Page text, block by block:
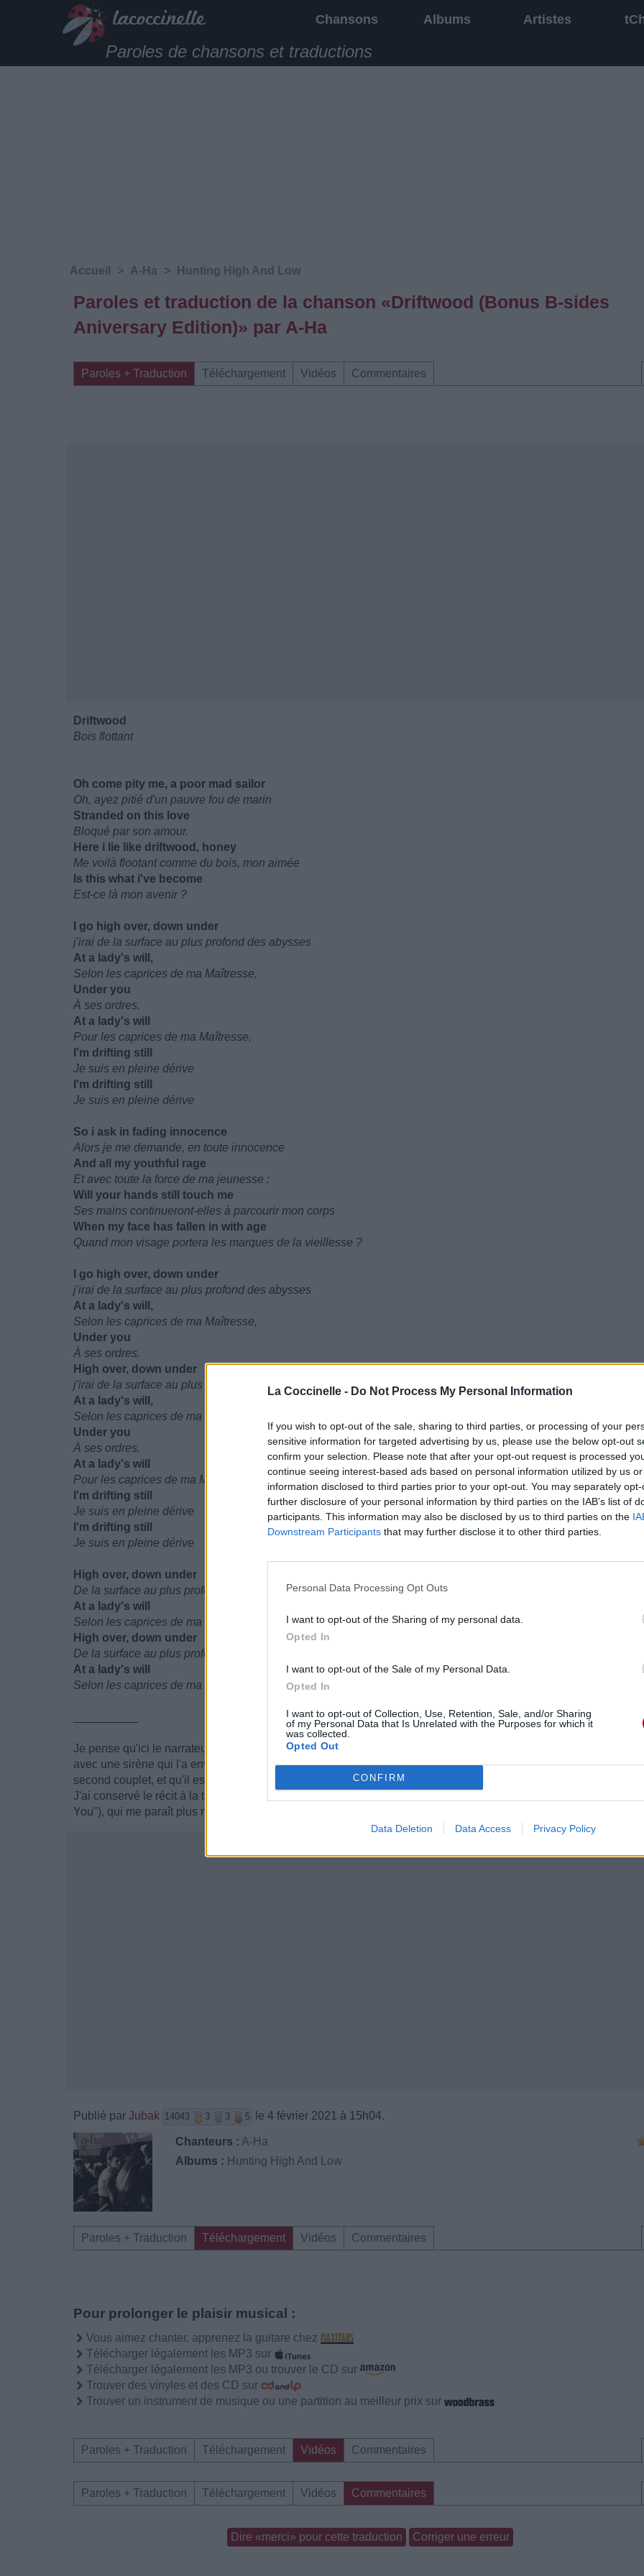
La Coccinelle - Do Not Process My Personal Information
If you wish to opt-out of the sale, sharing to third parties, or processing of your
sensitive information for targeted advertising by us, please use the below opt-out
confirm your selection. Please note that after your opt-out request is processed
continue seeing interest-based ads based on personal information utilized by us
information disclosed to third parties prior to your opt-out. You may separately
further disclosure of your personal information by third parties on the IAB’s list of
participants. This information may also be disclosed by us to third parties on the
Downstream Participants that may further disclose it to other third parties.
Personal Data Processing Opt Outs
I want to opt-out of the Sharing of my personal data.
Opted In
I want to opt-out of the Sale of my Personal Data.
Opted In
I want to opt-out of Collection, Use, Retention, Sale, and/or Sharing
of my Personal Data that Is Unrelated with the Purposes for which it
was collected.
Opted Out
CONFIRM
Data Deletion Data Access Privacy Policy
Chansons Albums Artistes
Paroles de chansons et traductions
Accueil > A-Ha > Hunting High And Low
Paroles et traduction de la chanson «Driftwood (Bonus B-sides
Aniversary Edition)» par A-Ha
Paroles + Traduction Téléchargement Vidéos Commentaires
Driftwood
Bois flottant
Oh come pity me, a poor mad sailor
Oh, ayez pitié d'un pauvre fou de marin
Stranded on this love
Bloqué par son amour.
Here i lie like driftwood, honey
Me voilà flootant comme du bois, mon aimée
Is this what i've become
Est-ce là mon avenir ?
I go high over, down under
j'irai de la surface au plus profond des abysses
At a lady's will,
Selon les caprices de ma Maîtresse,
Under you
À ses ordres.
At a lady's will
Pour les caprices de ma Maîtresse,
I'm drifting still
Je suis en pleine dérive
I'm drifting still
Je suis en pleine dérive
So i ask in fading innocence
Alors je me demande, en toute innocence
And all my youthful rage
Et avec toute la force de ma jeunesse :
Will your hands still touch me
Ses mains continueront-elles à parcourir mon corps
When my face has fallen in with age
Quand mon visage portera les marques de la vieillesse ?
I go high over, down under
j'irai de la surface au plus profond des abysses
At a lady's will,
Selon les caprices de ma Maîtresse,
Under you
À ses ordres.
High over, down under
j'irai de la surface au plus profond des abysses
At a lady's will,
Selon les caprices de ma Maîtresse,
Under you
À ses ordres.
At a lady's will
Pour les caprices de ma Maîtresse,
I'm drifting still
Je suis en pleine dérive
I'm drifting still
Je suis en pleine dérive
High over, down under
De la surface au plus profond des abysses
At a lady's will
Selon les caprices de ma Maîtresse,
High over, down under
De la surface au plus profond des abysses
At a lady's will
Selon les caprices de ma Maîtresse,
Je pense qu'ici le narrateur, comme il le dit lui-même au tout début , "mad" un marin fou, nous parle de ses
avec une sirène qui l'a envoûté. C'est certainement pour ça qu'elle ne vieillira pas comme lui, comme il est dit au
second couplet, et qu'il est capable de tout pour elle.
J'ai conservé le récit à la troisième personne, là où le narrateur alterne parfois avec le "tu" (comme dans "Under
You"), qui me paraît plus neutre et plus clair.
Publié par Jubak 14043 3 3 5 le 4 février 2021 à 15h04.
Chanteurs : A-Ha
Albums : Hunting High And Low
Paroles + Traduction Téléchargement Vidéos Commentaires
Pour prolonger le plaisir musical :
Vous aimez chanter, apprenez la guitare chez
Télécharger légalement les MP3 sur
Télécharger légalement les MP3 ou trouver le CD sur
Trouver des vinyles et des CD sur
Trouver un instrument de musique ou une partition au meilleur prix sur
Paroles + Traduction Téléchargement Vidéos Commentaires
Paroles + Traduction Téléchargement Vidéos Commentaires
Dire «merci» pour cette traduction Corriger une erreur